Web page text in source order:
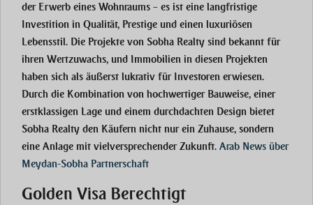
der Erwerb eines Wohnraums – es ist eine langfristige
Investition in Qualität, Prestige und einen luxuriösen
Lebensstil. Die Projekte von Sobha Realty sind bekannt für
ihren Wertzuwachs, und Immobilien in diesen Projekten
haben sich als äußerst lukrativ für Investoren erwiesen.
Durch die Kombination von hochwertiger Bauweise, einer
erstklassigen Lage und einem durchdachten Design bietet
Sobha Realty den Käufern nicht nur ein Zuhause, sondern
eine Anlage mit vielversprechender Zukunft. Arab News über
Meydan-Sobha Partnerschaft
Golden Visa Berechtigt